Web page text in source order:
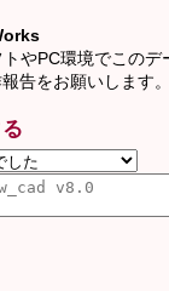
やPC環境でこのデ
告をお願いします。